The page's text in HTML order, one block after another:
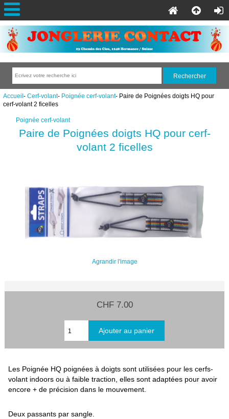
Accueil- Cerf-volant- Poignée cerf-volant- Paire de Poignées doigts HQ pour
cerf-volant 2 ficelles
Poignée cerf-volant
Paire de Poignées doigts HQ pour cerf-
volant 2 ficelles
Agrandir l'image
CHF 7.00
Les Poignée HQ poignées à doigts sont utilisées pour les cerfs-
volant indoors ou à faible traction, elles sont adaptées pour avoir
encore + de précision dans le mouvement.
Deux passants par sangle.